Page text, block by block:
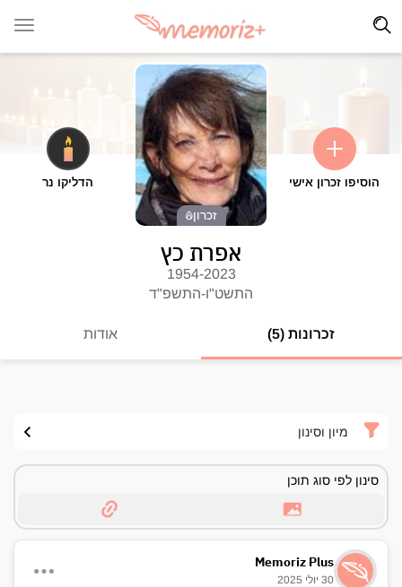
הוסיפו זכרון אישי
זכרון
הדליקו נר
אפרת כץ
1954-2023
התשט"ו-התשפ"ד
זכרונות (5) אודות
מיון וסינון
סינון לפי סוג תוכן
Memoriz Plus
30 יולי 2025